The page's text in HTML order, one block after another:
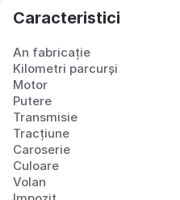
Caracteristici
An fabricație
Kilometri parcurși
Motor
Putere
Transmisie
Tracțiune
Caroserie
Culoare
Volan